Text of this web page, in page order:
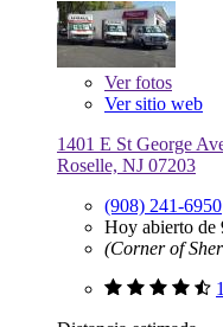
Verfotos
Ver sitio web
1401 E St George
Roselle, NJ 07203
(908) 241-6950
Hoy abierto de
(Corner of